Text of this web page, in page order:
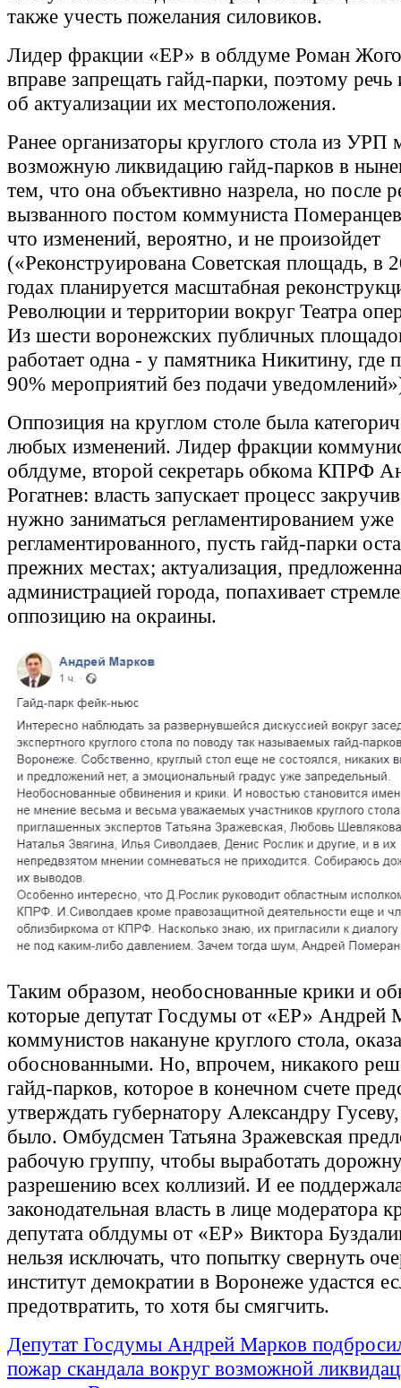
также учесть пожелания силовиков.
Лидер фракции «ЕР» в облдуме Роман
вправе запрещать гайд-парки, поэтому речь
об актуализации их местоположения.
Ранее организаторы круглого стола из УРП
возможную ликвидацию гайд-парков в
тем, что она объективно назрела, но после
вызванного постом коммуниста
что изменений, вероятно, и не произойдет
(«Реконструирована Советская площадь, в
годах планируется масштабная
Революции и территории вокруг Театра
Из шести воронежских публичных
работает одна - у памятника Никитину, где
90% мероприятий без подачи
Оппозиция на круглом столе была
любых изменений. Лидер фракции
облдуме, второй секретарь обкома КПРФ
Рогатнев: власть запускает процесс
нужно заниматься регламентированием уже
регламентированного, пусть гайд-парки
прежних местах; актуализация,
администрацией города, попахивает
оппозицию на окраины.
Таким образом, необоснованные крики и
которые депутат Госдумы от «ЕР» Андрей
коммунистов накануне круглого стола,
обоснованными. Но, впрочем, никакого
гайд-парков, которое в конечном счете
утверждать губернатору Александру
было. Омбудсмен Татьяна Зражевская
рабочую группу, чтобы выработать
разрешению всех коллизий. И ее
законодательная власть в лице модератора
депутата облдумы от «ЕР» Виктора
нельзя исключать, что попытку свернуть
институт демократии в Воронеже удастся
предотвратить, то хотя бы смягчить.
Депутат Госдумы Андрей Марков
пожар скандала вокруг возможной